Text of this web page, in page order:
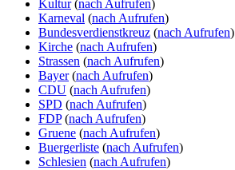
Kultur(nach Aufrufen)
Karneval (nach Aufrufen)
Bundesverdienstkreuz (nach Aufrufen)
Kirche (nach Aufrufen)
Strassen (nach Aufrufen)
Bayer(nach Aufrufen)
CDU (nach Aufrufen)
SPD (nach Aufrufen)
FDP(nach Aufrufen)
Gruene (nach Aufrufen)
Buergerliste (nach Aufrufen)
Schlesien (nach Aufrufen)